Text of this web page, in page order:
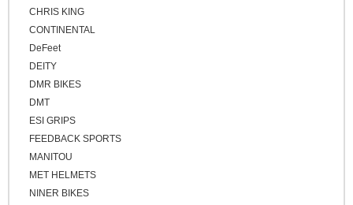
CHRIS KING
CONTINENTAL
DeFeet
DEITY
DMR BIKES
DMT
ESI GRIPS
FEEDBACK SPORTS
MANITOU
MET HELMETS
NINER BIKES